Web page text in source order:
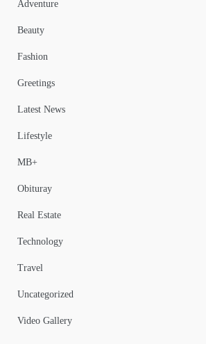
Adventure
Beauty
Fashion
Greetings
Latest News
Lifestyle
MB+
Obituray
Real Estate
Technology
Travel
Uncategorized
Video Gallery